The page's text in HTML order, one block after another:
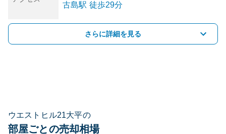
古島駅 徒歩29分
さらに詳細を見る
ウエストヒル21大平の
部屋ごとの売却相場